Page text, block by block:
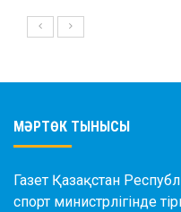
МӘРТӨК ТЫНЫСЫ
Газет Қазақстан
спорт министрлігінде